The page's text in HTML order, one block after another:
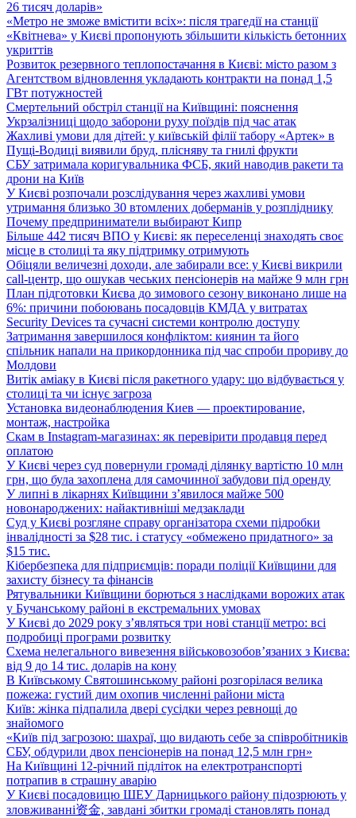
26 тисяч доларів»
«Метро не зможе вмістити всіх»: після трагедії на станції
«Квітнева» у Києві пропонують збільшити кількість бетонних
укриттів
Розвиток резервного теплопостачання в Києві: місто разом з
Агентством відновлення укладають контракти на понад 1,5
ГВт потужностей
Смертельний обстріл станції на Київщині: пояснення
Укрзалізниці щодо заборони руху поїздів під час атак
Жахливі умови для дітей: у київській філії табору «Артек» в
Пущі-Водиці виявили бруд, плісняву та гнилі фрукти
СБУ затримала коригувальника ФСБ, який наводив ракети та
дрони на Київ
У Києві розпочали розслідування через жахливі умови
утримання близько 30 втомлених доберманів у розпліднику
Почему предприниматели выбирают Кипр
Більше 442 тисяч ВПО у Києві: як переселенці знаходять своє
місце в столиці та яку підтримку отримують
Обіцяли величезні доходи, але забирали все: у Києві викрили
call-центр, що ошукав чеських пенсіонерів на майже 9 млн грн
План підготовки Києва до зимового сезону виконано лише на
6%: причини побоювань посадовців КМДА у витратах
Security Devices та сучасні системи контролю доступу
Затримання завершилося конфліктом: киянин та його
спільник напали на прикордонника під час спроби прориву до
Молдови
Витік аміаку в Києві після ракетного удару: що відбувається у
столиці та чи існує загроза
Установка видеонаблюдения Киев — проектирование,
монтаж, настройка
Скам в Instagram-магазинах: як перевірити продавця перед
оплатою
У Києві через суд повернули громаді ділянку вартістю 10 млн
грн, що була захоплена для самочинної забудови під оренду
У липні в лікарнях Київщини з’явилося майже 500
новонароджених: найактивніші медзаклади
Суд у Києві розгляне справу організатора схеми підробки
інвалідності за $28 тис. і статусу «обмежено придатного» за
$15 тис.
Кібербезпека для підприємців: поради поліції Київщини для
захисту бізнесу та фінансів
Рятувальники Київщини борються з наслідками ворожих атак
у Бучанському районі в екстремальних умовах
У Києві до 2029 року з’являться три нові станції метро: всі
подробиці програми розвитку
Схема нелегального вивезення військовозобов’язаних з Києва:
від 9 до 14 тис. доларів на кону
В Київському Святошинському районі розгорілася велика
пожежа: густий дим охопив численні райони міста
Київ: жінка підпалила двері сусідки через ревнощі до
знайомого
«Київ під загрозою: шахраї, що видають себе за співробітників
СБУ, обдурили двох пенсіонерів на понад 12,5 млн грн»
На Київщині 12-річний підліток на електротранспорті
потрапив в страшну аварію
У Києві посадовицю ШЕУ Дарницького району підозрюють у
зловживанні资金, завдані збитки громаді становлять понад